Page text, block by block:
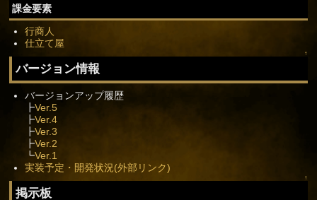
課金要素
行商人
仕立て屋
↑
バージョン情報
バージョンアップ履歴
┣Ver.5
┣Ver.4
┣Ver.3
┣Ver.2
┗Ver.1
実装予定・開発状況(外部リンク)
↑
掲示板